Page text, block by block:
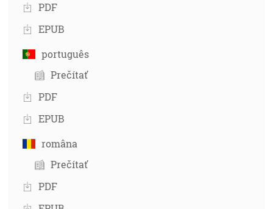
PDF
EPUB
português
Prečítať
PDF
EPUB
româna
Prečítať
PDF